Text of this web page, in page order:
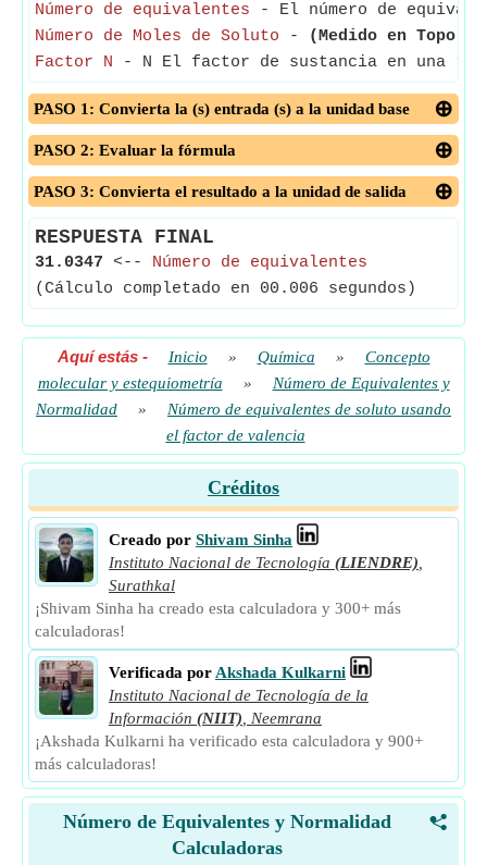
Número de equivalentes - El número de
Número de Moles de Soluto - (Medido en Topo)
Factor N - N El factor de sustancia en una
PASO 1: Convierta la (s) entrada (s) a la unidad base
PASO 2: Evaluar la fórmula
PASO 3: Convierta el resultado a la unidad de salida
RESPUESTA FINAL
31.0347 <-- Número de equivalentes
(Cálculo completado en 00.006 segundos)
Aquí estás- Inicio » Química »
Concepto
molecular y estequiometría
»
Número de Equivalentes y
Normalidad
»
Número de equivalentes de soluto usando
el factor de valencia
Créditos
Creado por Shivam Sinha
Instituto Nacional de Tecnología (LIENDRE)
Surathkal
¡Shivam Sinha ha creado esta calculadora y 300+ más
calculadoras!
Verificada por Akshada Kulkarni
Instituto Nacional de Tecnología de la
Información (NIIT)
Neemrana
¡Akshada Kulkarni ha verificado esta calculadora y 900+
más calculadoras!
<
Número de Equivalentes y Normalidad
Calculadoras